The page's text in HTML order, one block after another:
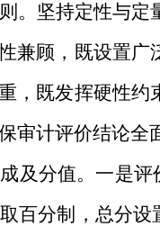
。 坚持定性与定
兼顾，既设置广
，既发挥硬性
审计评价结论全
及分值。 一是评
百分制，总分设